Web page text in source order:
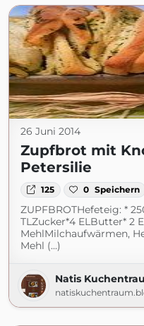
26 Juni 2014
Zupfbrot mit
Petersilie
125 0 Speichern
ZUPFBROTHefeteig: *
TLZucker*4 ELButter* 2
MehlMilchaufwärmen,
Mehl (...)
Natis